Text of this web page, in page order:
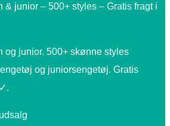
& junior – 500+ styles – Gratis fragt i
og junior. 500+ skønne styles
og juniorsengetøj. Gratis